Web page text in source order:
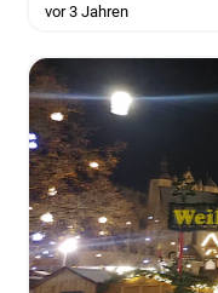
vor 3 Jahren